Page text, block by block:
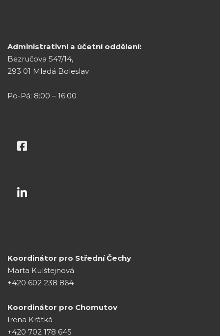
Administrativní a účetní oddělení:
Bezručova 547/14,
293 01 Mladá Boleslav
Po-Pá: 8:00 – 16:00
Koordinátor pro Střední Čechy
Marta Kulštejnová
+420 602 238 864
Koordinátor pro Chomutov
Irena Krátká
+420 702 178 645